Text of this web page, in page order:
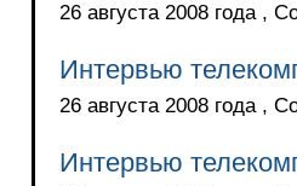
26 августа 2008 года ,
Интервью
26 августа 2008 года ,
Интервью